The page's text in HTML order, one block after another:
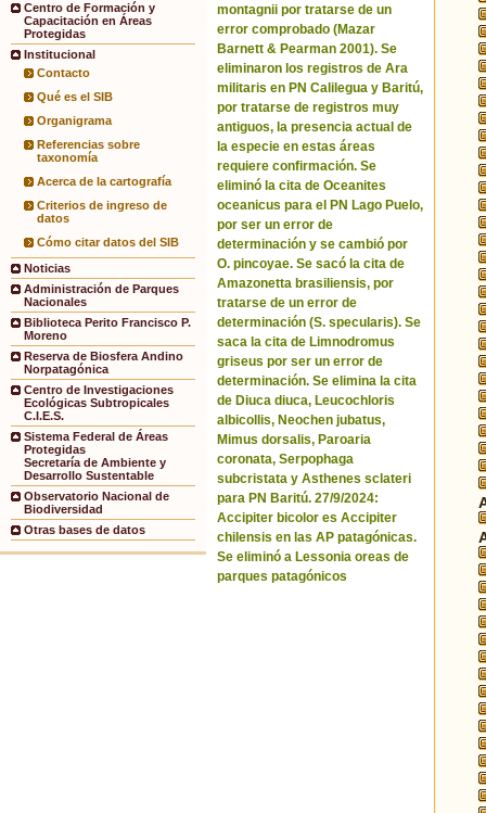
Centro de Formación y
Capacitación en Áreas
Protegidas
Institucional
Contacto
Qué es el SIB
Organigrama
Referencias sobre
taxonomía
Acerca de la cartografía
Criterios de ingreso de
datos
Cómo citar datos del SIB
Noticias
Administración de Parques
Nacionales
Biblioteca Perito Francisco P.
Moreno
Reserva de Biosfera Andino
Norpatagónica
Centro de Investigaciones
Ecológicas Subtropicales
C.I.E.S.
Sistema Federal de Áreas
Protegidas
Secretaría de Ambiente y
Desarrollo Sustentable
Observatorio Nacional de
Biodiversidad
Otras bases de datos
montagnii por tratarse de un
error comprobado (Mazar
Barnett & Pearman 2001). Se
eliminaron los registros de Ara
militaris en PN Calilegua y Baritú,
por tratarse de registros muy
antiguos, la presencia actual de
la especie en estas áreas
requiere confirmación. Se
eliminó la cita de Oceanites
oceanicus para el PN Lago Puelo,
por ser un error de
determinación y se cambió por
O. pincoyae. Se sacó la cita de
Amazonetta brasiliensis, por
tratarse de un error de
determinación (S. specularis). Se
saca la cita de Limnodromus
griseus por ser un error de
determinación. Se elimina la cita
de Diuca diuca, Leucochloris
albicollis, Neochen jubatus,
Mimus dorsalis, Paroaria
coronata, Serpophaga
subcristata y Asthenes sclateri
para PN Baritú. 27/9/2024:
Accipiter bicolor es Accipiter
chilensis en las AP patagónicas.
Se eliminó a Lessonia oreas de
parques patagónicos